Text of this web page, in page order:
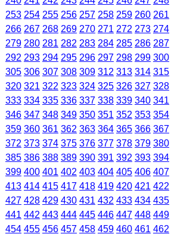
253 254 255 256 257 258 259 260 261
266 267 268 269 270 271 272 273 274
279 280 281 282 283 284 285 286 287
292 293 294 295 296 297 298 299 300
305 306 307 308 309 312 313 314 315
320 321 322 323 324 325 326 327 328
333 334 335 336 337 338 339 340 341
346 347 348 349 350 351 352 353 354
359 360 361 362 363 364 365 366 367
372 373 374 375 376 377 378 379 380
385 386 388 389 390 391 392 393 394
399 400 401 402 403 404 405 406 407
413 414 415 417 418 419 420 421 422
427 428 429 430 431 432 433 434 435
441 442 443 444 445 446 447 448 449
454 455 456 457 458 459 460 461 462